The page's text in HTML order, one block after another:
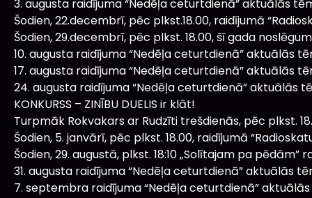
3. augusta raidījuma “Nedēļa ceturtdienā” aktuālās
Šodien, 22.decembrī, pēc plkst.18.00, raidījumā
Šodien, 29.decembrī, pēc plkst. 18.00, šī gada
10. augusta raidījuma “Nedēļa ceturtdienā” aktuālās
17. augusta raidījuma “Nedēļa ceturtdienā” aktuālās
24. augusta raidījuma “Nedēļa ceturtdienā” aktuālās
KONKURSS – ZINĪBU DUELIS ir klāt!
Turpmāk Rokvakars ar Rudzīti trešdienās, pēc plkst.
Šodien, 5. janvārī, pēc plkst. 18.00, raidījumā
Šodien, 29. augustā, plkst. 18:10 „Solītajam pa pēdām”
31. augusta raidījuma “Nedēļa ceturtdienā” aktuālās
7. septembra raidījuma “Nedēļa ceturtdienā”